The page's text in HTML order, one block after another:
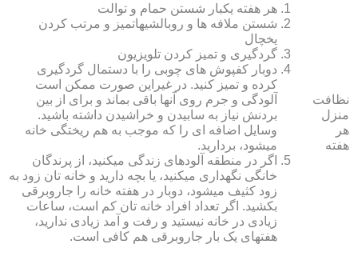
نظافت
منزل
هر
هفته
هر هفته یکبار شستن حمام و توالت
شستن ملافه‏ ها و روبالشی‎هاتمیز و مرتب کردن
یخچال
گردگیری و تمیز کردن تلویزیون
دوبار کفپوش‏ های چوبی را با دستمال گردگیری
کرده و تمیز کنید. در غیراین صورت ممکن است
آلودگی و جرم روی آنها باقی بماند و برای از بین
بردنش نیاز به سابیدن و خراشیدن داشته باشید.
وسایل اضافه ای را که موجب به هم ریختگی خانه
می‏شود، بردارید.
اگر در منطقه آلوده‏ای زندگی می‏کنید، از پرندگان
خانگی نگهداری می‏کنید، یا بچه دارید و خانه‏ تان زود به
زود کثیف می‏شود، دوبار در هفته خانه را جاروبرقی
بکشید. اگر تعداد افراد خانه ‏تان کم است، ساعات
زیادی در خانه نیستید و رفت و آمد زیادی ندارید،
هفته‏ای یک بار جاروبرقی هم کافی است.